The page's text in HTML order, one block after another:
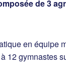
de 3
en équipe
12 gymnastes